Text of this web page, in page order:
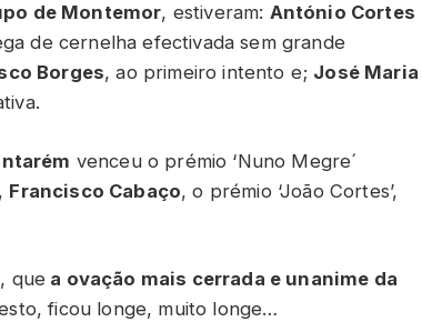
de Montemor, estiveram: António Cortes
de cernelha efectivada sem grande
Borges, ao primeiro intento e; José Maria
venceu o prémio ‘Nuno Megre´
Francisco Cabaço, o prémio ‘João Cortes’,
que a ovação mais cerrada e unanime da
ficou longe, muito longe…